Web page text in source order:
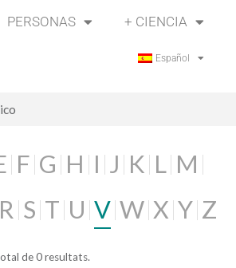
PERSONAS + CIENCIA
Español
F G H I J K L M
R S T U V W X Y Z
de 0 resultats.